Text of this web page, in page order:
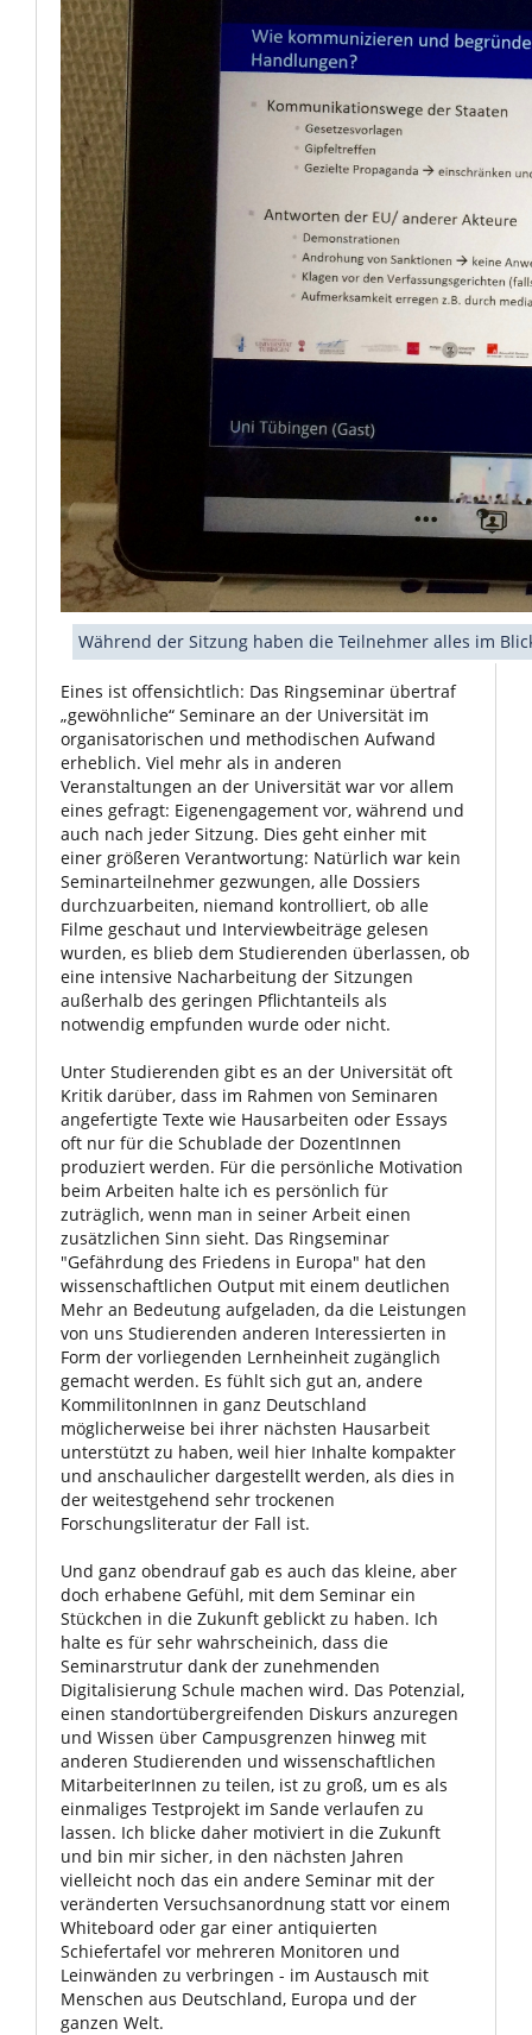
Während der Sitzung haben die Teilnehmer alles im
Eines ist offensichtlich: Das Ringseminar übertraf
„gewöhnliche“ Seminare an der Universität im
organisatorischen und methodischen Aufwand
erheblich. Viel mehr als in anderen
Veranstaltungen an der Universität war vor allem
eines gefragt: Eigenengagement vor, während und
auch nach jeder Sitzung. Dies geht einher mit
einer größeren Verantwortung: Natürlich war kein
Seminarteilnehmer gezwungen, alle Dossiers
durchzuarbeiten, niemand kontrolliert, ob alle
Filme geschaut und Interviewbeiträge gelesen
wurden, es blieb dem Studierenden überlassen, ob
eine intensive Nacharbeitung der Sitzungen
außerhalb des geringen Pflichtanteils als
notwendig empfunden wurde oder nicht.
Unter Studierenden gibt es an der Universität oft
Kritik darüber, dass im Rahmen von Seminaren
angefertigte Texte wie Hausarbeiten oder Essays
oft nur für die Schublade der DozentInnen
produziert werden. Für die persönliche Motivation
beim Arbeiten halte ich es persönlich für
zuträglich, wenn man in seiner Arbeit einen
zusätzlichen Sinn sieht. Das Ringseminar
"Gefährdung des Friedens in Europa" hat den
wissenschaftlichen Output mit einem deutlichen
Mehr an Bedeutung aufgeladen, da die Leistungen
von uns Studierenden anderen Interessierten in
Form der vorliegenden Lernheinheit zugänglich
gemacht werden. Es fühlt sich gut an, andere
KommilitonInnen in ganz Deutschland
möglicherweise bei ihrer nächsten Hausarbeit
unterstützt zu haben, weil hier Inhalte kompakter
und anschaulicher dargestellt werden, als dies in
der weitestgehend sehr trockenen
Forschungsliteratur der Fall ist.
Und ganz obendrauf gab es auch das kleine, aber
doch erhabene Gefühl, mit dem Seminar ein
Stückchen in die Zukunft geblickt zu haben. Ich
halte es für sehr wahrscheinich, dass die
Seminarstrutur dank der zunehmenden
Digitalisierung Schule machen wird. Das Potenzial,
einen standortübergreifenden Diskurs anzuregen
und Wissen über Campusgrenzen hinweg mit
anderen Studierenden und wissenschaftlichen
MitarbeiterInnen zu teilen, ist zu groß, um es als
einmaliges Testprojekt im Sande verlaufen zu
lassen. Ich blicke daher motiviert in die Zukunft
und bin mir sicher, in den nächsten Jahren
vielleicht noch das ein andere Seminar mit der
veränderten Versuchsanordnung statt vor einem
Whiteboard oder gar einer antiquierten
Schiefertafel vor mehreren Monitoren und
Leinwänden zu verbringen - im Austausch mit
Menschen aus Deutschland, Europa und der
ganzen Welt.